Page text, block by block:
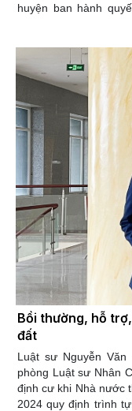
huyện ban hành
quá trình tổ chức
quyết định kiểm đếm
năm 2024 quy định
chế thực hiện quyết
Bồi thường, hỗ
đất
Luật sư Nguyễn
phòng Luật sư Nhân
định cư khi Nhà nước
2024 quy định trình